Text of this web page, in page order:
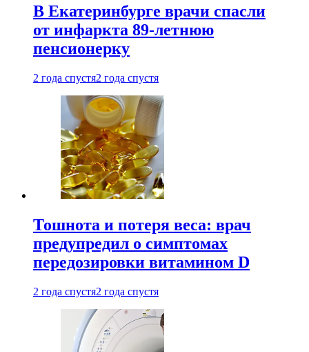
В Екатеринбурге врачи спасли
от инфаркта 89-летнюю
пенсионерку
2 года спустя2 года спустя
Тошнота и потеря веса: врач
предупредил о симптомах
передозировки витамином D
2 года спустя2 года спустя